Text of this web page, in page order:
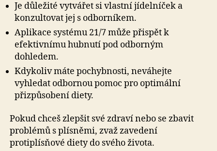
Je důležité vytvářet si vlastní jídelníček a
konzultovat jej s odborníkem.
Aplikace systému 21/7 může přispět k
efektivnímu hubnutí pod odborným
dohledem.
Kdykoliv máte pochybnosti, neváhejte
vyhledat odbornou pomoc pro optimální
přizpůsobení diety.
Pokud chceš zlepšit své zdraví nebo se zbavit
problémů s plísněmi, zvaž zavedení
protiplísňové diety do svého života.